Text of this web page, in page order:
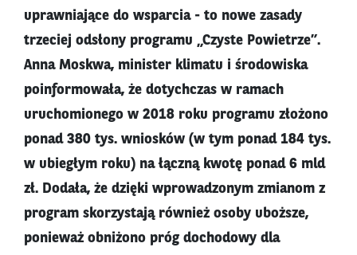
uprawniające do wsparcia - to nowe zasady
trzeciej odsłony programu „Czyste Powietrze”.
Anna Moskwa, minister klimatu i środowiska
poinformowała, że dotychczas w ramach
uruchomionego w 2018 roku programu złożono
ponad 380 tys. wniosków (w tym ponad 184 tys.
w ubiegłym roku) na łączną kwotę ponad 6 mld
zł. Dodała, że dzięki wprowadzonym zmianom z
program skorzystają również osoby uboższe,
ponieważ obniżono próg dochodowy dla